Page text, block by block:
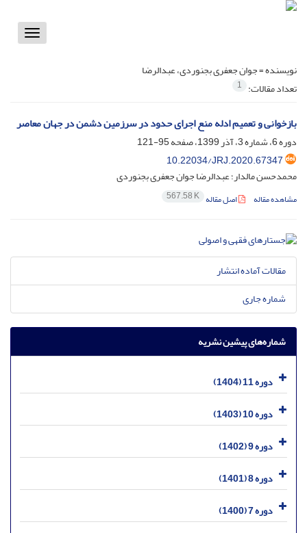
Toggle
نویسنده =جوان جعفری بجنوردی، عبدالرضا
تعداد مقالات: 1
بازخوانی و تعمیم ادله منع اجرای حدود در سرزمین دشمن در جهان معاصر
دوره 6، شماره 3، آذر 1399، صفحه
95-121
10.22034/JRJ.2020.67347
محمدحسن مالدار؛ عبدالرضا جوان جعفری بجنوردی
مشاهده مقاله اصل مقاله 567.58 K
مقالات آماده انتشار
شماره جاری
شماره‌های پیشین نشریه
دوره 11 (1404)
دوره 10 (1403)
دوره 9 (1402)
دوره 8 (1401)
دوره 7 (1400)